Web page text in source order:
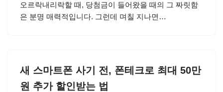
오르락내리락할 때, 당첨금이 들어왔을 때의 그 짜릿함
은 분명 매력적입니다. 그런데 며칠 지나면…
새 스마트폰 사기 전, 폰테크로 최대 50만
원 추가 할인받는 법